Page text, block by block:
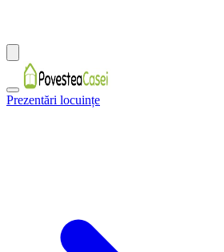
Prezentări locuințe